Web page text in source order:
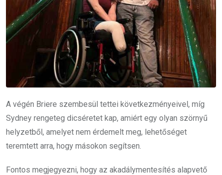
A végén Briere szembesül tettei következményeivel, míg
Sydney rengeteg dicséretet kap, amiért egy olyan szörnyű
helyzetből, amelyet nem érdemelt meg, lehetőséget
teremtett arra, hogy másokon segítsen.
Fontos megjegyezni, hogy az akadálymentesítés alapvető